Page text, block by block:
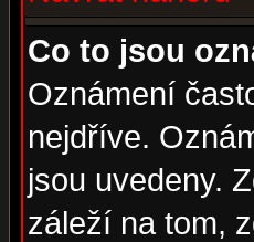
Co to jsou
Oznámení
nejdříve.
jsou uvedeny.
záleží na tom,